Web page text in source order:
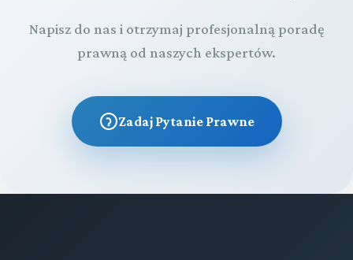
Napisz do nas i otrzymaj profesjonalną poradę
prawną od naszych ekspertów.
Zadaj Pytanie Prawne